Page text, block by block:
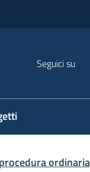
Seguici su
ordinaria